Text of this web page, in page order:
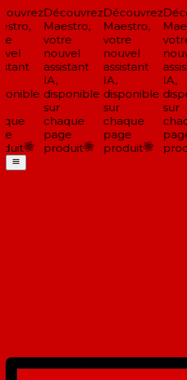
Découvrez
Maestro,
votre
nouvel
assistant
IA,
disponible
sur
chaque
page
produit
Découvrez
Maestro,
votre
nouvel
assistant
IA,
disponible
sur
chaque
page
produit
votre
IA,
sur
page